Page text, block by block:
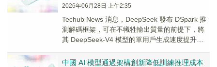
2026年06月28日 上午2:35
Techub News 消息，DeepSeek 發布 DSpark 推
測解碼框架，可在不犧牲輸出質量的前提下，將
其 DeepSeek-V4 模型的單用戶生成速度提升
中國 AI 模型通過架構創新降低訓練推理成本